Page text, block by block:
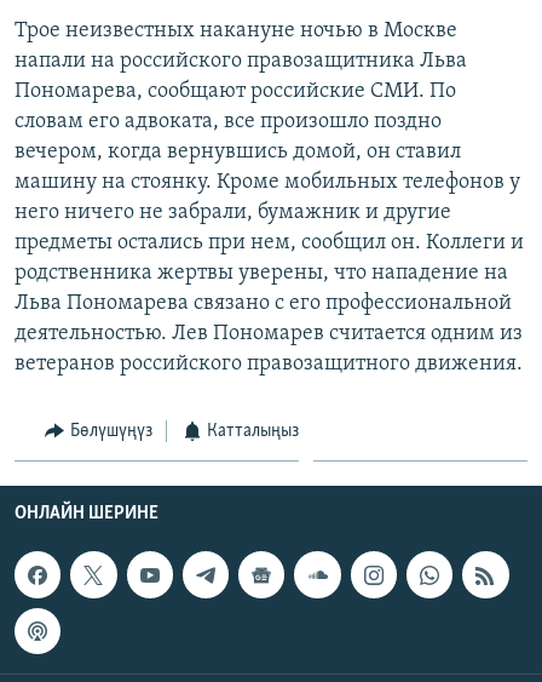
ЭКСПЕРТТЕР ТАЛДАЙТ
БИЗ ЖАНА ДҮЙНӨ
ДАНИСТЕ
ЭЖЕ-СИҢДИЛЕР
АЗАТТЫК+
ЫҢГАЙСЫЗ СУРООЛОР
ӨЗГӨЧӨ ПИКИР
Русский
ОНЛАЙН ШЕРИНЕ
ЭЕ/АРнун бардык сайттары
Трое неизвестных накануне ночью в Москве
напали на российского правозащитника Льва
Пономарева, сообщают российские СМИ. По
словам его адвоката, все произошло поздно
вечером, когда вернувшись домой, он ставил
машину на стоянку. Кроме мобильных телефонов у
него ничего не забрали, бумажник и другие
предметы остались при нем, сообщил он. Коллеги и
родственника жертвы уверены, что нападение на
Льва Пономарева связано с его профессиональной
деятельностью. Лев Пономарев считается одним из
ветеранов российского правозащитного движения.
Бөлүшүңүз Катталыңыз
ОНЛАЙН ШЕРИНЕ